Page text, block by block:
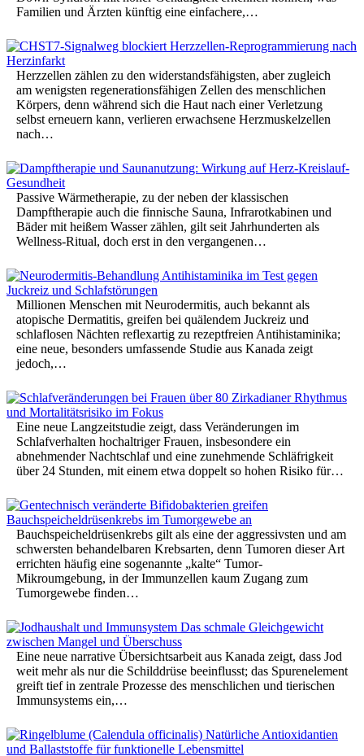
Familien und Ärzten künftig eine einfachere,…
Herzzellen zählen zu den widerstandsfähigsten, aber zugleich
am wenigsten regenerationsfähigen Zellen des menschlichen
Körpers, denn während sich die Haut nach einer Verletzung
selbst erneuern kann, verlieren erwachsene Herzmuskelzellen
nach…
Passive Wärmetherapie, zu der neben der klassischen
Dampftherapie auch die finnische Sauna, Infrarotkabinen und
Bäder mit heißem Wasser zählen, gilt seit Jahrhunderten als
Wellness-Ritual, doch erst in den vergangenen…
Millionen Menschen mit Neurodermitis, auch bekannt als
atopische Dermatitis, greifen bei quälendem Juckreiz und
schlaflosen Nächten reflexartig zu rezeptfreien Antihistaminika;
eine neue, besonders umfassende Studie aus Kanada zeigt
jedoch,…
Eine neue Langzeitstudie zeigt, dass Veränderungen im
Schlafverhalten hochaltriger Frauen, insbesondere ein
abnehmender Nachtschlaf und eine zunehmende Schläfrigkeit
über 24 Stunden, mit einem etwa doppelt so hohen Risiko für…
Bauchspeicheldrüsenkrebs gilt als eine der aggressivsten und am
schwersten behandelbaren Krebsarten, denn Tumoren dieser Art
errichten häufig eine sogenannte „kalte“ Tumor-
Mikroumgebung, in der Immunzellen kaum Zugang zum
Tumorgewebe finden…
Eine neue narrative Übersichtsarbeit aus Kanada zeigt, dass Jod
weit mehr als nur die Schilddrüse beeinflusst; das Spurenelement
greift tief in zentrale Prozesse des menschlichen und tierischen
Immunsystems ein,…